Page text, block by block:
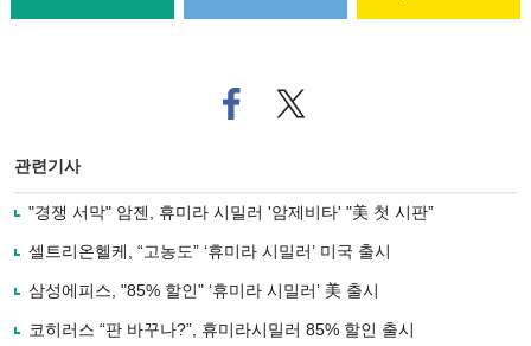
페
이
로
기
사
유
기
트위
터로
관련기사
"경쟁 서막" 암젠, 휴미라 시밀러 '암제비타' "美 첫 시판”
셀트리온헬케, “고농도” ‘휴미라 시밀러’ 미국 출시
삼성에피스, "85% 할인" ‘휴미라 시밀러’ 美 출시
코히러스 “판 바꾸나?”, 휴미라시밀러 85% 할인 출시